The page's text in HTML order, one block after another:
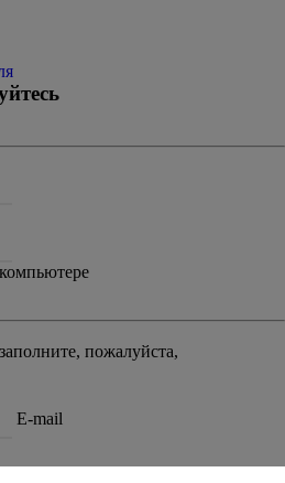
пожалуйста,
E-mail